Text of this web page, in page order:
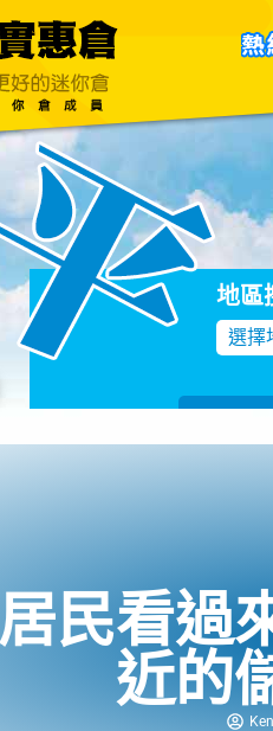
們 聯絡我們
地區
選擇
民看過
近的